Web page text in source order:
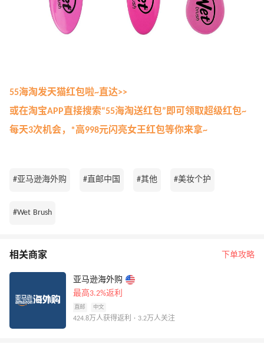
55海淘发天猫红包啦~直达>>
或在淘宝APP直接搜索“55海淘送红包”即可领取超级红包~
每天3次机会，*高998元闪亮女王红包等你来拿~
#亚马逊海外购 #直邮中国 #其他 #美妆个护
#Wet Brush
相关商家 下单攻略
亚马逊海外购
最高3.2%返利
直邮 中文
424.8万人获得返利 · 3.2万人关注